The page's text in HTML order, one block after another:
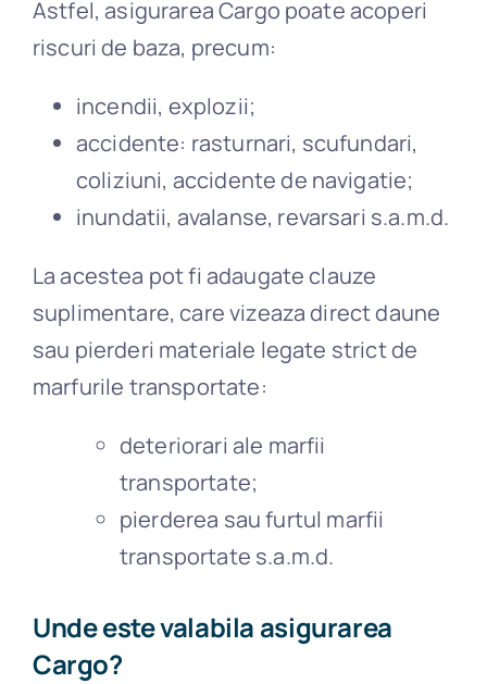
Astfel, asigurarea Cargo poate acoperi
riscuri de baza, precum:
incendii, explozii;
accidente: rasturnari, scufundari,
coliziuni, accidente de navigatie;
inundatii, avalanse, revarsari s.a.m.d.
La acestea pot fi adaugate clauze
suplimentare, care vizeaza direct daune
sau pierderi materiale legate strict de
marfurile transportate:
deteriorari ale marfii
transportate;
pierderea sau furtul marfii
transportate s.a.m.d.
Unde este valabila asigurarea
Cargo?